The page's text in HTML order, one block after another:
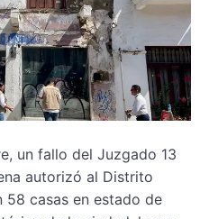
un fallo del Juzgado 13
autorizó al Distrito
58 casas en estado de